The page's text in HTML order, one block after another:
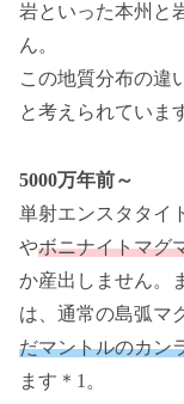
岩といった本州と
ん。
この地質分布の違
と考えられていま
5000万年前～
単射エンスタタイ
やボニナイトマグ
か産出しません。
は、通常の島弧マ
だマントルのカン
ます＊1。